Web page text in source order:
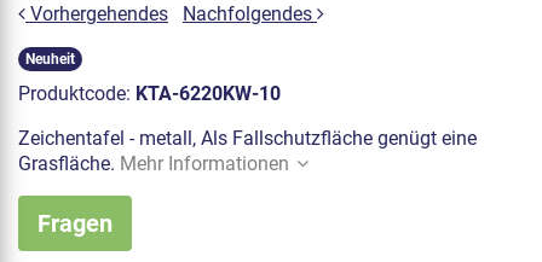
Vorhergehendes
Nachfolgendes
Neuheit
Produktcode: KTA-6220KW-10
Zeichentafel - metall, Als Fallschutzfläche genügt eine
Grasfläche. Mehr Informationen
Fragen